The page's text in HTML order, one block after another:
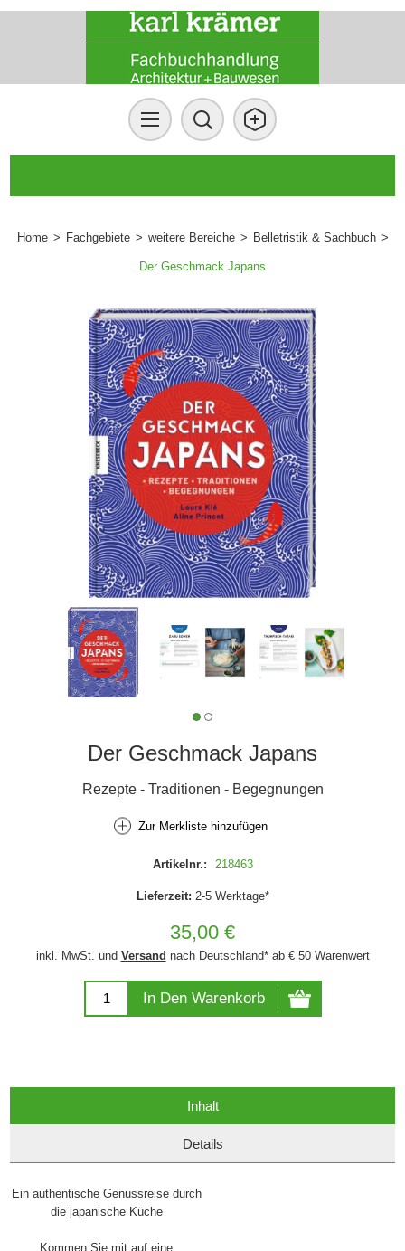
Home > Fachgebiete > weitere Bereiche > Belletristik & Sachbuch >
Der Geschmack Japans
Der Geschmack Japans
Rezepte - Traditionen - Begegnungen
Zur Merkliste hinzufügen
Artikelnr.: 218463
Lieferzeit: 2-5 Werktage*
35,00 €
inkl. MwSt. und Versand nach Deutschland* ab € 50 Warenwert
In Den Warenkorb
Inhalt
Details
Ein authentische Genussreise durch
die japanische Küche
Kommen Sie mit auf eine